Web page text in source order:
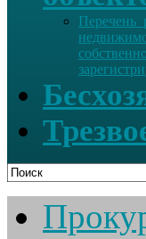
Перечень